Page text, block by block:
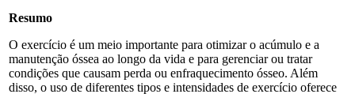
Resumo
O exercício é um meio importante para otimizar o acúmulo e a
manutenção óssea ao longo da vida e para gerenciar ou tratar
condições que causam perda ou enfraquecimento ósseo. Além
disso, o uso de diferentes tipos e intensidades de exercício oferece